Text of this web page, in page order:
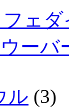
フェ
ウー
ル (3)